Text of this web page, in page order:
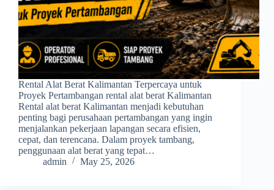
Rental Alat Berat Kalimantan Terpercaya untuk
Proyek Pertambangan rental alat berat Kalimantan
Rental alat berat Kalimantan menjadi kebutuhan
penting bagi perusahaan pertambangan yang ingin
menjalankan pekerjaan lapangan secara efisien,
cepat, dan terencana. Dalam proyek tambang,
penggunaan alat berat yang tepat…
admin
May 25, 2026